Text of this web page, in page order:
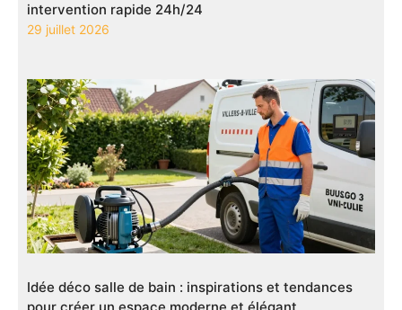
intervention rapide 24h/24
29 juillet 2026
Idée déco salle de bain : inspirations et tendances